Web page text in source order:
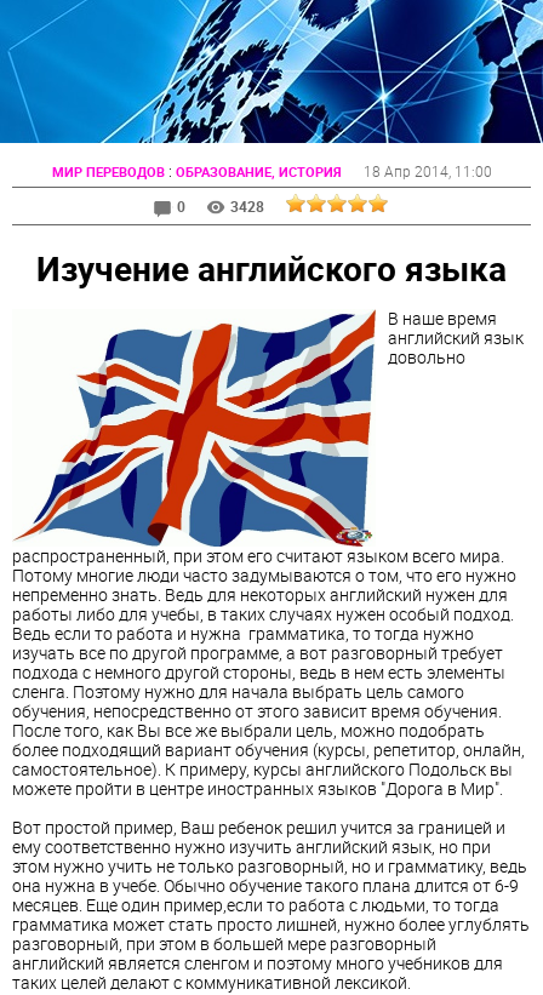
МИР ПЕРЕВОДОВ: ОБРАЗОВАНИЕ, ИСТОРИЯ 18 Апр 2014, 11:00
0
3428
Изучение английского языка
В наше время
английский язык
довольно
распространенный, при этом его считают языком всего мира.
Потому многие люди часто задумываются о том, что его нужно
непременно знать. Ведь для некоторых английский нужен для
работы либо для учебы, в таких случаях нужен особый подход.
Ведь если то работа и нужна грамматика, то тогда нужно
изучать все по другой программе, а вот разговорный требует
подхода с немного другой стороны, ведь в нем есть элементы
сленга. Поэтому нужно для начала выбрать цель самого
обучения, непосредственно от этого зависит время обучения.
После того, как Вы все же выбрали цель, можно подобрать
более подходящий вариант обучения (курсы, репетитор, онлайн,
самостоятельное). К примеру, курсы английского Подольск вы
можете пройти в центре иностранных языков "Дорога в Мир".
Вот простой пример, Ваш ребенок решил учится за границей и
ему соответственно нужно изучить английский язык, но при
этом нужно учить не только разговорный, но и грамматику, ведь
она нужна в учебе. Обычно обучение такого плана длится от 6-9
месяцев. Еще один пример,если то работа с людьми, то тогда
грамматика может стать просто лишней, нужно более углублять
разговорный, при этом в большей мере разговорный
английский является сленгом и поэтому много учебников для
таких целей делают с коммуникативной лексикой.